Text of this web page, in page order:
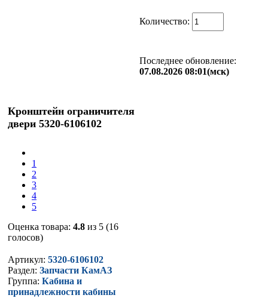
Количество:
Последнее обновление:
07.08.2026 08:01(мск)
Кронштейн ограничителя
двери 5320-6106102
1
2
3
4
5
Оценка товара: 4.8 из 5 (16
голосов)
Артикул: 5320-6106102
Раздел: Запчасти КамАЗ
Группа: Кабина и
принадлежности кабины